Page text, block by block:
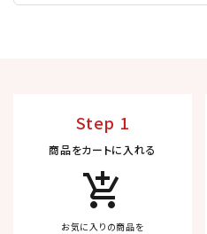
Step 1
商品をカートに入れる
add_shopping_cart
お気に入りの商品を